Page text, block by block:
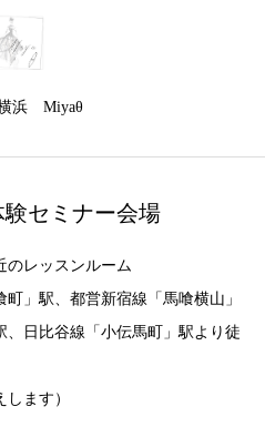
浜 Miyaθ
セミナー会場
のレッスンルーム
」駅、都営新宿線「馬喰横山」
日比谷線「小伝馬町」駅より徒
ます）